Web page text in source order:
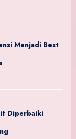
Menjadi Best
Diperbaiki